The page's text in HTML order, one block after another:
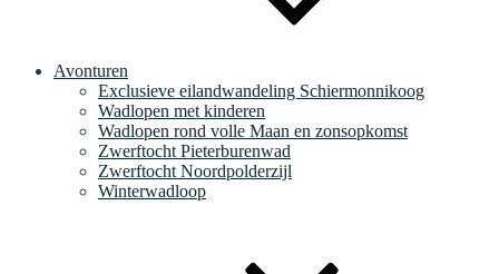
Avonturen
Exclusieve eilandwandeling Schiermonnikoog
Wadlopen met kinderen
Wadlopen rond volle Maan en zonsopkomst
Zwerftocht Pieterburenwad
Zwerftocht Noordpolderzijl
Winterwadloop